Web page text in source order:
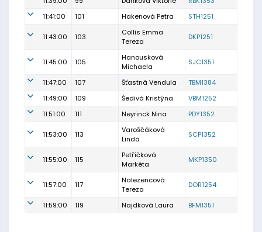
11:41:00
101 Hakenová Petra STH1251
11:43:00 103
Collis Emma
Tereza
DKP1251
11:45:00 105
Hanousková
Michaela
SJC1351
11:47:00 107 Šťastná Vendula
TBM1384
11:49:00
109 Šedivá Kristýna
VBM1252
11:51:00
111 Neyrinck Nina PDY1352
11:53:00 113
Varoščáková
Linda
SCP1352
11:55:00 115
Petříčková
Markéta
MKP1350
11:57:00 117
Nalezencová
Tereza
DOR1254
11:59:00 119 Najdková Laura BFM1351